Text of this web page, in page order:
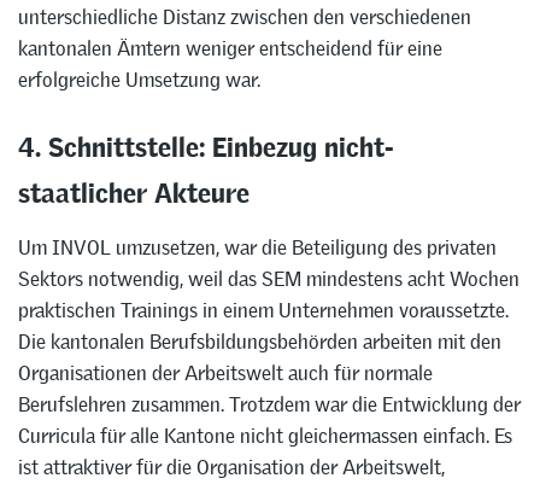
unterschiedliche Distanz zwischen den verschiedenen
kantonalen Ämtern weniger entscheidend für eine
erfolgreiche Umsetzung war.
4. Schnittstelle: Einbezug nicht-
staatlicher Akteure
Um INVOL umzusetzen, war die Beteiligung des privaten
Sektors notwendig, weil das SEM mindestens acht Wochen
praktischen Trainings in einem Unternehmen voraussetzte.
Die kantonalen Berufsbildungsbehörden arbeiten mit den
Organisationen der Arbeitswelt auch für normale
Berufslehren zusammen. Trotzdem war die Entwicklung der
Curricula für alle Kantone nicht gleichermassen einfach. Es
ist attraktiver für die Organisation der Arbeitswelt,